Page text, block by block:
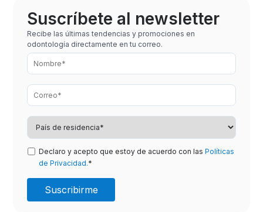
Suscríbete al newsletter
Recibe las últimas tendencias y promociones en
odontología directamente en tu correo.
Declaro y acepto que estoy de acuerdo con lasPolíticas
de Privacidad.*